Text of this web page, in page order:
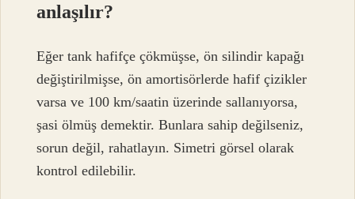
anlaşılır?
Eğer tank hafifçe çökmüşse, ön silindir kapağı
değiştirilmişse, ön amortisörlerde hafif çizikler
varsa ve 100 km/saatin üzerinde sallanıyorsa,
şasi ölmüş demektir. Bunlara sahip değilseniz,
sorun değil, rahatlayın. Simetri görsel olarak
kontrol edilebilir.